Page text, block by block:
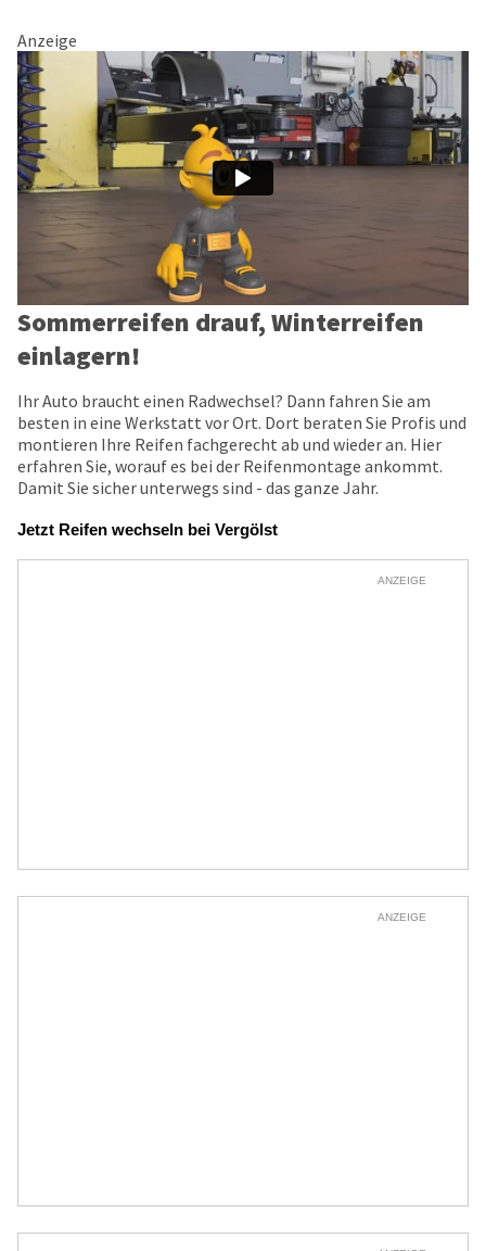
Anzeige
Sommerreifen drauf, Winterreifen
einlagern!
Ihr Auto braucht einen Radwechsel? Dann fahren Sie am
besten in eine Werkstatt vor Ort. Dort beraten Sie Profis und
montieren Ihre Reifen fachgerecht ab und wieder an. Hier
erfahren Sie, worauf es bei der Reifenmontage ankommt.
Damit Sie sicher unterwegs sind - das ganze Jahr.
Jetzt Reifen wechseln bei Vergölst
ANZEIGE
ANZEIGE